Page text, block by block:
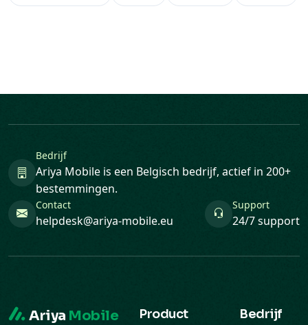
Bedrijf
Ariya Mobile is een Belgisch bedrijf, actief in 200+
bestemmingen.
Contact
helpdesk@ariya-mobile.eu
Support
24/7 support
Ariya Mobile Product Bedrijf